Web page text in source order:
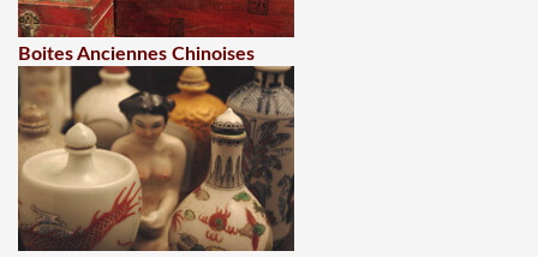
Boites Anciennes Chinoises